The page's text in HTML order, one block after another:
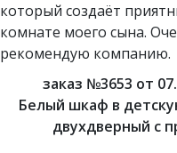
который создаёт
комнате моего сына.
рекомендую компанию.
заказ №3653 от
Белый шкаф в
двухдверный с